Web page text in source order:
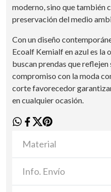
moderno, sino que también
preservación del medio
Con un diseño
Ecoalf Kemialf en azul es la
buscan prendas que reflejen
compromiso con la moda
corte favorecedor
en cualquier ocasión.
Material
Info. Envío